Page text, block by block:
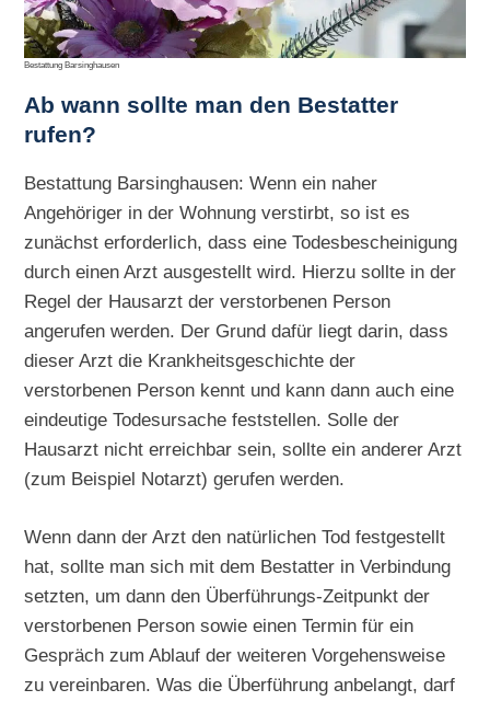
Bestattung Barsinghausen
Ab wann sollte man den Bestatter
rufen?
Bestattung Barsinghausen: Wenn ein naher
Angehöriger in der Wohnung verstirbt, so ist es
zunächst erforderlich, dass eine Todesbescheinigung
durch einen Arzt ausgestellt wird. Hierzu sollte in der
Regel der Hausarzt der verstorbenen Person
angerufen werden. Der Grund dafür liegt darin, dass
dieser Arzt die Krankheitsgeschichte der
verstorbenen Person kennt und kann dann auch eine
eindeutige Todesursache feststellen. Solle der
Hausarzt nicht erreichbar sein, sollte ein anderer Arzt
(zum Beispiel Notarzt) gerufen werden.
Wenn dann der Arzt den natürlichen Tod festgestellt
hat, sollte man sich mit dem Bestatter in Verbindung
setzten, um dann den Überführungs-Zeitpunkt der
verstorbenen Person sowie einen Termin für ein
Gespräch zum Ablauf der weiteren Vorgehensweise
zu vereinbaren. Was die Überführung anbelangt, darf